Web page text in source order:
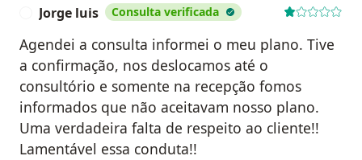
Jorge luis Consulta verificada
Agendei a consulta informei o meu plano. Tive
a confirmação, nos deslocamos até o
consultório e somente na recepção fomos
informados que não aceitavam nosso plano.
Uma verdadeira falta de respeito ao cliente!!
Lamentável essa conduta!!